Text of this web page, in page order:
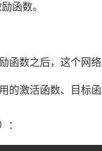
函数。
函数之后，这个网
的激活函数、目标
：